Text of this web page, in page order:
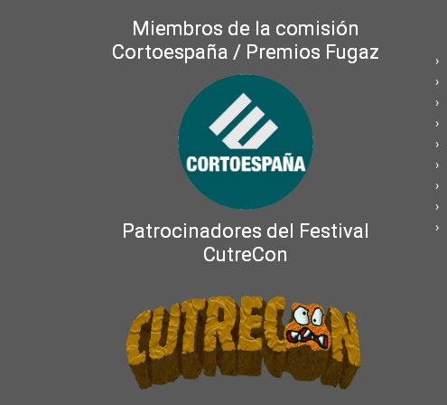
Miembros de la comisión
Cortoespaña / Premios Fugaz
Patrocinadores del Festival
CutreCon